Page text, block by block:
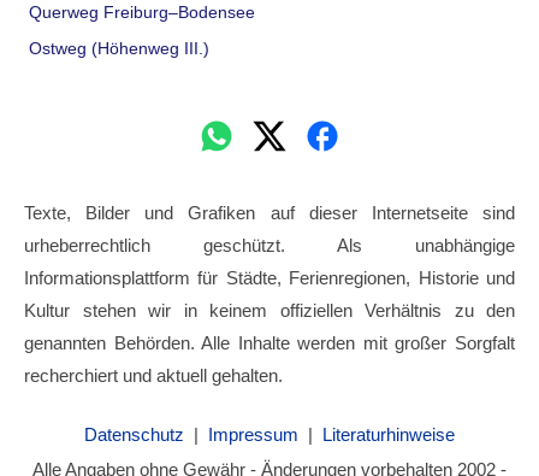
Querweg Freiburg–Bodensee
Ostweg (Höhenweg III.)
Texte, Bilder und Grafiken auf dieser Internetseite sind
urheberrechtlich geschützt. Als unabhängige
Informationsplattform für Städte, Ferienregionen, Historie und
Kultur stehen wir in keinem offiziellen Verhältnis zu den
genannten Behörden. Alle Inhalte werden mit großer Sorgfalt
recherchiert und aktuell gehalten.
Datenschutz | Impressum | Literaturhinweise
Alle Angaben ohne Gewähr - Änderungen vorbehalten 2002 -